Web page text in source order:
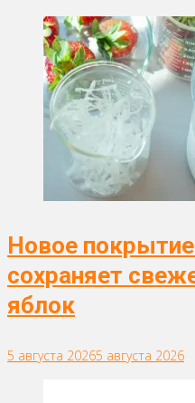
Новое
сохраняет
яблок
5 августа 20265 августа 2026